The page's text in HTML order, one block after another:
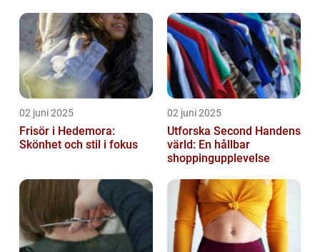
02 juni 2025
Frisör i Hedemora:
Skönhet och stil i fokus
02 juni 2025
Utforska Second Handens
värld: En hållbar
shoppingupplevelse